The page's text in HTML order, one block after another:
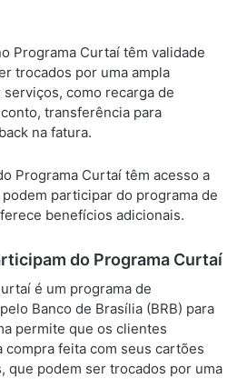
Programa Curtaí têm validade
trocados por uma ampla
como recarga de
transferência para
na fatura.
Programa Curtaí têm acesso a
participar do programa de
benefícios adicionais.
do Programa Curtaí
é um programa de
Banco de Brasília (BRB) para
permite que os clientes
compra feita com seus cartões
que podem ser trocados por uma